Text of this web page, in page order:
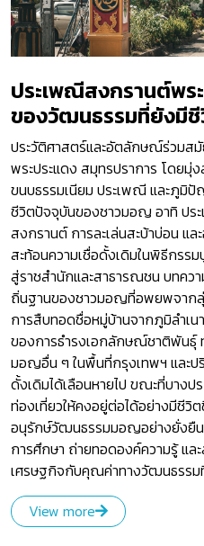
ประเพณีสงกรานต์พร
ของวัฒนธรรมที่ยังมี
ประวัติศาสตร์และอัตลักษณ์ร่วมส
พระประแดง สมุทรปราการ โดยมุ่
ขนบธรรมเนียม ประเพณี และภูมิ
ชีวิตปัจจุบันของชาวมอญ อาทิ ปร
สงกรานต์ การละเล่นสะบ้าบ่อน แ
สะท้อนความเชื่อดั้งเดิมในพิธีกรร
สู่ราชสำนักและสาธารณชน บทคว
ถิ่นฐานของชาวมอญที่อพยพจากลุ่
การสืบทอดชื่อหมู่บ้านจากภูมิลำเ
ของการธำรงเอกลักษณ์ชาติพันธุ์
มอญอื่น ๆ ในพื้นที่กรุงเทพฯ และป
ดั้งเดิมได้เลือนหายไป ขณะที่บาง
ท่องเที่ยวให้คงอยู่ต่อได้อย่างมีชีวิ
อนุรักษ์วัฒนธรรมมอญอย่างยั่งยืน
การศึกษา ถ่ายทอดองค์ความรู้ แล
เศรษฐกิจกับคุณค่าทางวัฒนธรรม
View more